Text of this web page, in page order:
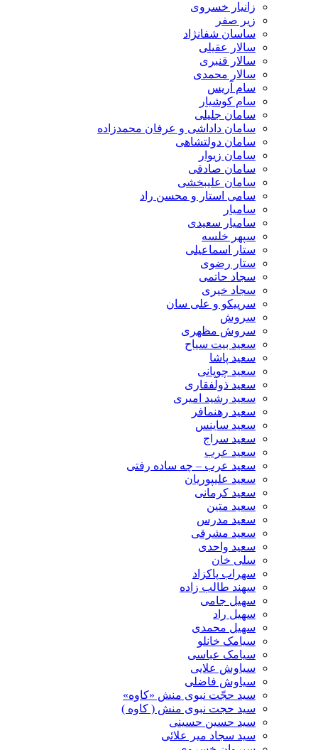
زانیار خسروی
زیر صفر
ساسان شفانژاد
سالار عقیلی
سالار قنبری
سالار محمدی
سام آریس
سام کوشیار
سامان جلیلی
سامان داداشی و عرفان محمدزاده
سامان دولتشاهی
سامان زیوار
سامان صادقی
سامان علیبخشی
سامی استار و محسن راد
سامیار
سامیار سعیدی
سپهر خلسه
ستار اسماعیلی
ستار رضوی
سجاد حاتمی
سجاد خیری
سرپیکو و علی سان
سروش
سروش مظهری
سعید بیت سیاح
سعید پاشا
سعید چوپانی
سعید ذولفقاری
سعید رشید امیری
سعید رهنمافر
سعید ساینس
سعید سراج
سعید عرب
سعید عرب – چه ساده رفتی
سعید علیپوریان
سعید کرمانی
سعید متین
سعید مدرس
سعید مشرقی
سعید واحدی
سلی خان
سهراب پاکزاد
سهند طالب زاده
سهیل جامی
سهیل راد
سهیل محمدی
سیامک خانلو
سیامک عباسی
سیاوش علایی
سیاوش فاضلی
سید حجّت نبوی منش «کاوه»
سید حجت نبوی منش ( کاوه )
سید حسین حسینى
سید سجاد میر علائی